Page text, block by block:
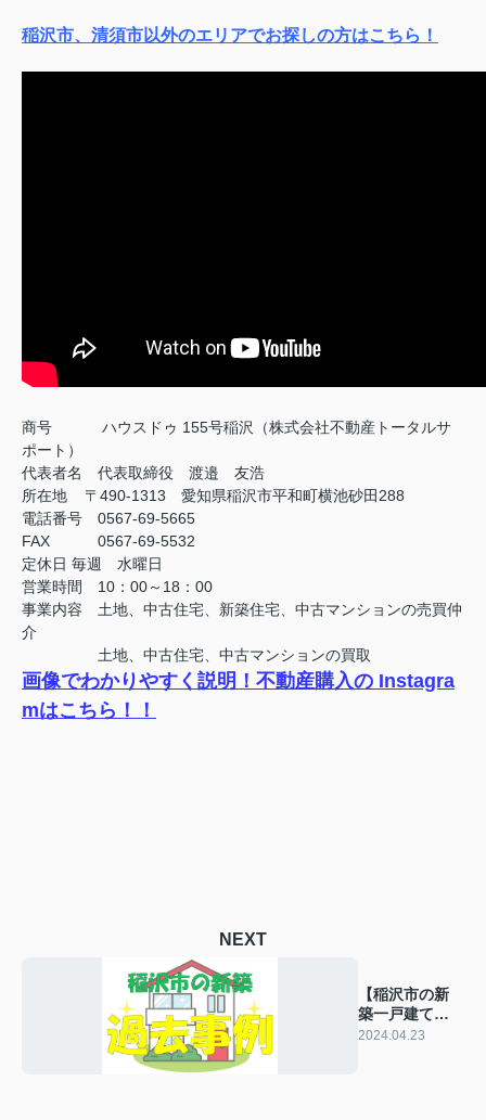
稲沢市、清須市以外のエリアでお探しの方はこちら！
商号
ハウスドゥ 155号稲沢（株式会社不動産トータルサ
ポート）
代表者名 代表取締役 渡邉 友浩
所在地 〒490-1313 愛知県稲沢市平和町横池砂田288
電話番号 0567-69-5665
FAX
0567-69-5532
定休日 毎週 水曜日
営業時間 10：00～18：00
事業内容 土地、中古住宅、新築住宅、中古マンションの売買仲
介
土地、中古住宅、中古マンションの買取
画像でわかりやすく説明！不動産購入の Instagra
mはこちら！！
NEXT
【稲沢市の新
築一戸建て】
過去の販売事
2024.04.23